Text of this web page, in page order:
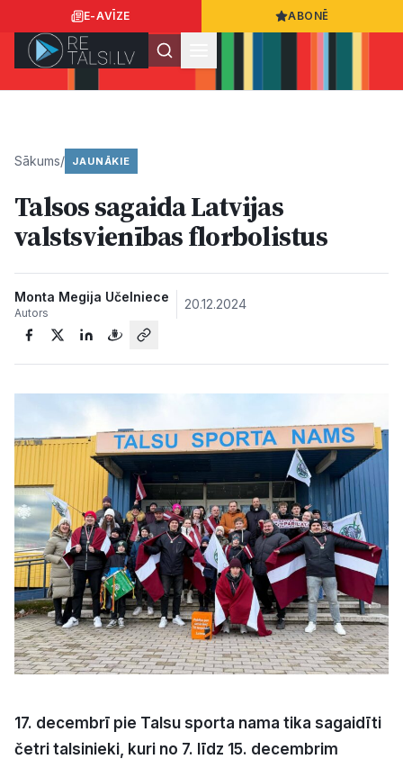
E-AVĪZE ABONĒ
Ziņas
Dzīvesstils
Kultūra
Bizness
Video
Vieta
Pasākumi
Sākums/ JAUNĀKIE
Talsos sagaida Latvijas
valstsvienības florbolistus
Monta Megija Učelniece
Autors
20.12.2024
17. decembrī pie Talsu sporta nama tika sagaidīti
četri talsinieki, kuri no 7. līdz 15. decembrim